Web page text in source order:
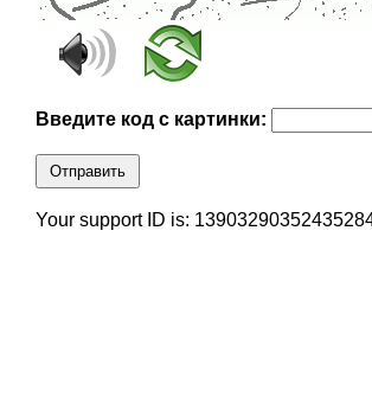
Введите код с картинки:
Отправить
Your support ID is: